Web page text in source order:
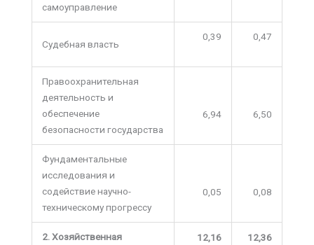
самоуправление
Судебная власть
0,39 0,47
Правоохранительная
деятельность и
обеспечение
безопасности государства
6,94 6,50
Фундаментальные
исследования и
содействие научно-
техническому прогрессу
0,05 0,08
2. Хозяйственная
12,16 12,36